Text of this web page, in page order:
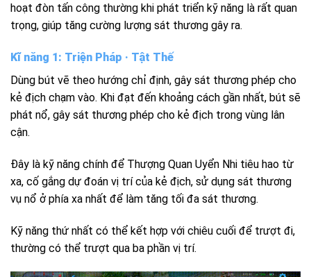
hoạt đòn tấn công thường khi phát triển kỹ năng là rất quan
trọng, giúp tăng cường lượng sát thương gây ra.
Kĩ năng 1: Triện Pháp · Tật Thế
Dùng bút vẽ theo hướng chỉ định, gây sát thương phép cho
kẻ địch chạm vào. Khi đạt đến khoảng cách gần nhất, bút sẽ
phát nổ, gây sát thương phép cho kẻ địch trong vùng lân
cận.
Đây là kỹ năng chính để Thượng Quan Uyển Nhi tiêu hao từ
xa, cố gắng dự đoán vị trí của kẻ địch, sử dụng sát thương
vụ nổ ở phía xa nhất để làm tăng tối đa sát thương.
Kỹ năng thứ nhất có thể kết hợp với chiêu cuối để trượt đi,
thường có thể trượt qua ba phần vị trí.